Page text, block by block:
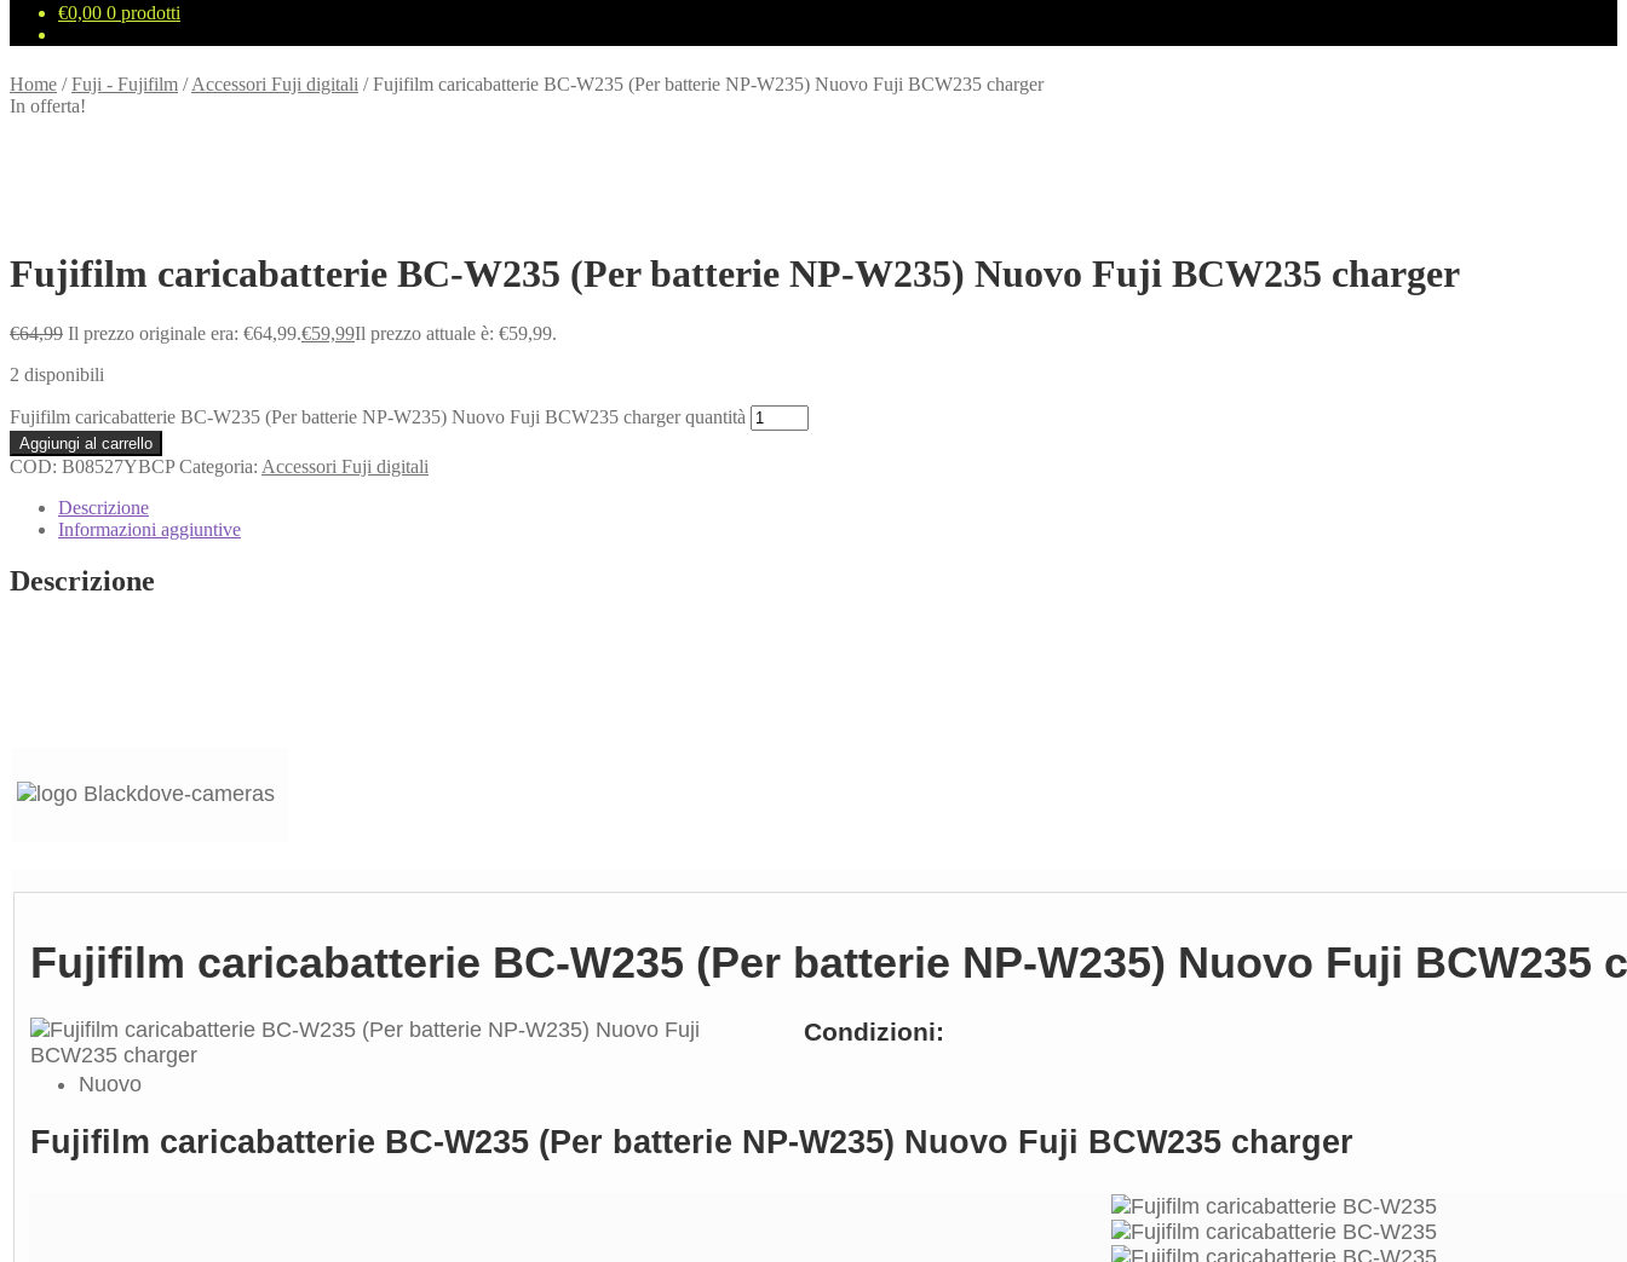
€0,00 0 prodotti
Home /Fuji - Fujifilm /Accessori Fuji digitali /Fujifilm caricabatterie BC-W235 (Per batterie NP-W235) Nuovo Fuji BCW235 charger
In offerta!
Fujifilm caricabatterie BC-W235 (Per batterie NP-W235) Nuovo Fuji BCW235 charger
€64,99 Il prezzo originale era: €64,99.€59,99Il prezzo attuale è: €59,99.
2 disponibili
Fujifilm caricabatterie BC-W235 (Per batterie NP-W235) Nuovo Fuji BCW235 charger quantità
Aggiungi al carrello
COD: B08527YBCP Categoria: Accessori Fuji digitali
Descrizione
Informazioni aggiuntive
Descrizione
Fujifilm caricabatterie BC-W235 (Per batterie NP-W235) Nuovo Fuji BCW235
Condizioni:
Nuovo
Fujifilm caricabatterie BC-W235 (Per batterie NP-W235) Nuovo Fuji BCW235 charger